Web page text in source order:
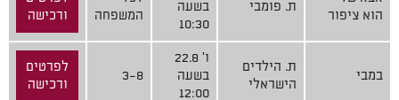
הוא ציפור
ת. פומבי
בשעה
10:30
המשפחה
ורכישה
במבי
ת. הילדים
הישראלי
ו' 22.8
בשעה
12:00
3-8
לפרטים
ורכישה